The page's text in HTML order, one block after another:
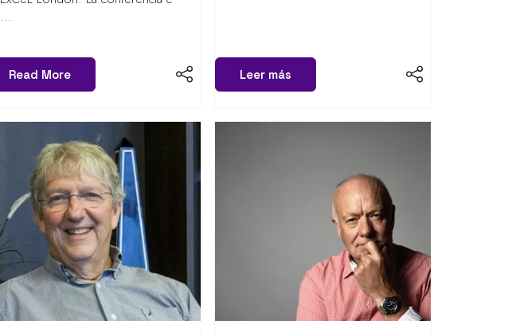
...
Read More Leer más